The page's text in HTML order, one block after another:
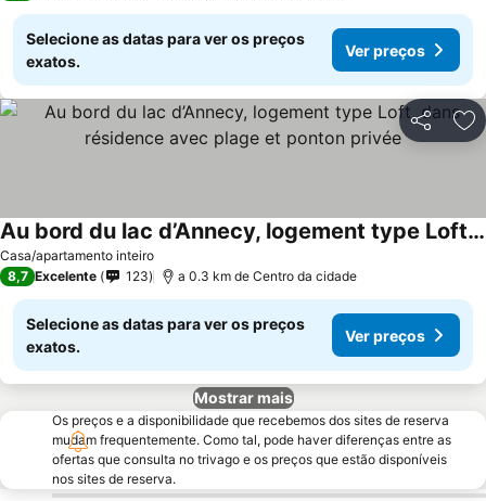
Selecione as datas para ver os preços
exatos.
Ver preços
Partilhar
Casa/apartamento inteiro
Au bord du lac d’Annecy, logement type Loft, dans résidence avec plage et ponton privée
Ver preços
8,7 Excelente 123 a 0.3 km de Centro da cidade
Selecione as datas para ver os preços
exatos.
Ver preços
Mostrar mais
Os preços e a disponibilidade que recebemos dos sites de reserva
mudam frequentemente. Como tal, pode haver diferenças entre as
ofertas que consulta no trivago e os preços que estão disponíveis
nos sites de reserva.